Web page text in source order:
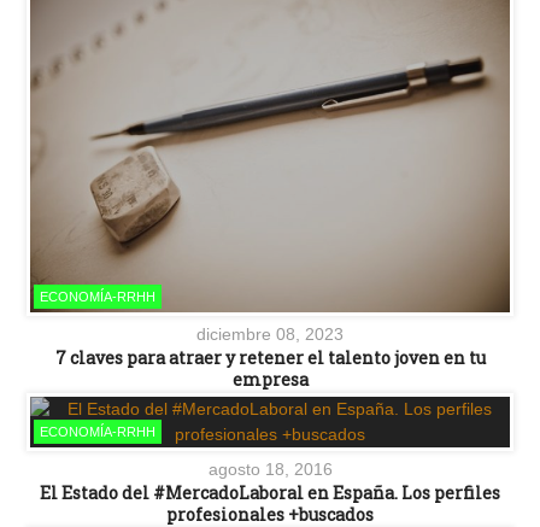
ECONOMÍA-RRHH
diciembre 08, 2023
7 claves para atraer y retener el talento joven en tu
empresa
ECONOMÍA-RRHH
agosto 18, 2016
El Estado del #MercadoLaboral en España. Los perfiles
profesionales +buscados